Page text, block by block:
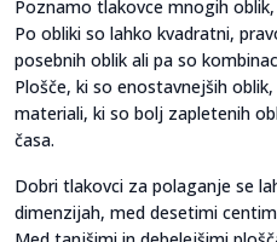
Poznamo tlakovce mnogih
Po obliki so lahko kvadratni,
posebnih oblik ali pa so
Plošče, ki so enostavnejših
materiali, ki so bolj zapletenih
časa.
Dobri tlakovci za polaganje se
dimenzijah, med desetimi